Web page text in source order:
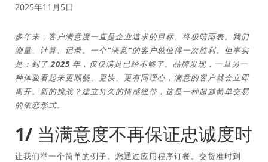
2025年11月5日
多年来，客户满意度一直是企业追求的目标。终极晴雨表。我们
测量、计算、记录。一个“满意”的客户就值得一次胜利。但事实
是：到了 2025 年，仅仅满足已经不够了。品牌发现，一旦另一
种体验看起来更顺畅、更快、更有同理心，满意的客户就会立即
离开。新的挑战？建立持久的情感纽带，这是一种超越简单交易
的依恋形式。
1/ 当满意度不再保证忠诚度时
让我们举一个简单的例子。您通过应用程序订餐。交货准时到